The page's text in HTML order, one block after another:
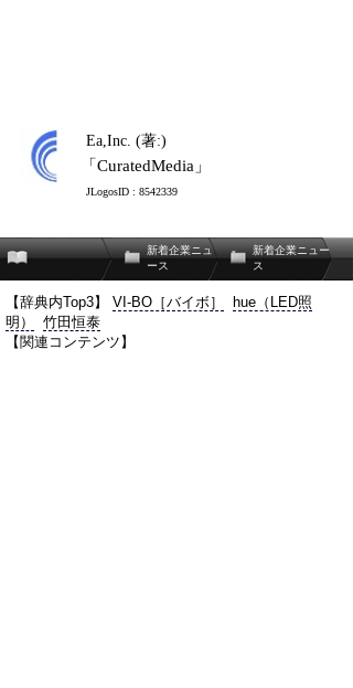
Ea,Inc. (著:)
「CuratedMedia」
JLogosID : 8542339
新着企業ニュ
ース
新着企業ニュー
ス
【辞典内Top3】 VI-BO［バイボ］
hue（LED照
明）
竹田恒泰
【関連コンテンツ】